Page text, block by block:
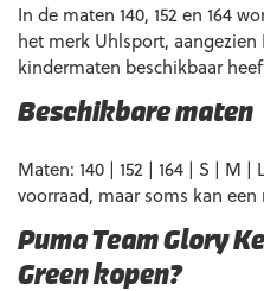
In de maten 140, 152 en 164
het merk Uhlsport, aangezien
kindermaten beschikbaar
Beschikbare maten
Maten: 140 | 152 | 164 | S | M
voorraad, maar soms kan
Puma Team Glory
Green kopen?